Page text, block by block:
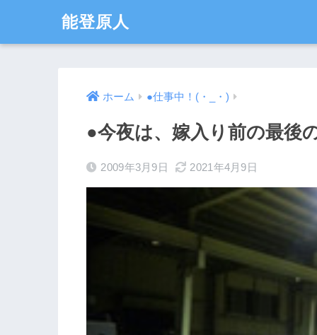
能登原人
ホーム ●仕事中！(・_・)
●今夜は、嫁入り前の最後
2009年3月9日 2021年4月9日